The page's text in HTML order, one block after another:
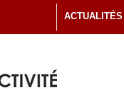
ACTUALITÉS